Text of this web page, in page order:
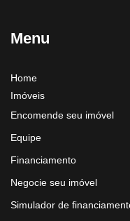
Menu
Home
Imóveis
Encomende seu imóvel
Equipe
Financiamento
Negocie seu imóvel
Simulador de